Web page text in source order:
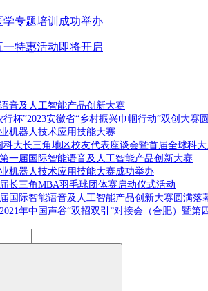
学专题培训成功举办
一特惠活动即将开启
音及人工智能产品创新大赛
杯”2023安徽省“乡村振兴巾帼行动”双创大赛
机器人技术应用技能大赛
科大长三角地区校友代表座谈会暨首届全球科
一届国际智能语音及人工智能产品创新大赛
机器人技术应用技能大赛成功举办
长三角MBA羽毛球团体赛启动仪式活动
国际智能语音及人工智能产品创新大赛圆满落
年中国声谷“双招双引”对接会（合肥）暨